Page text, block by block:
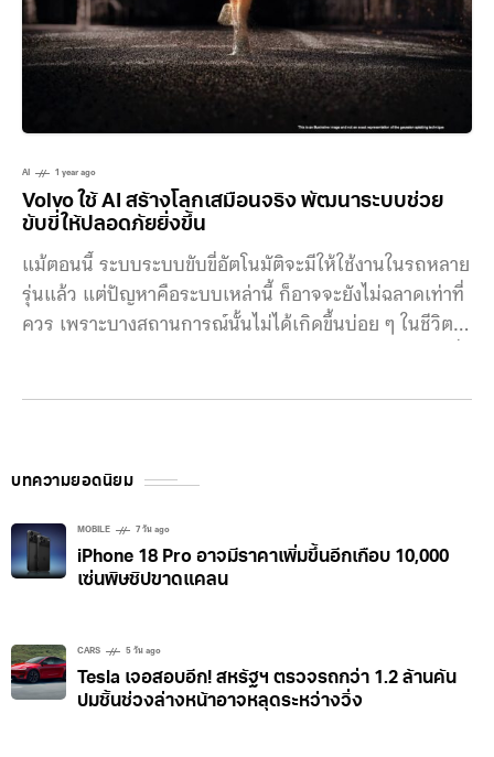
AI 1 year ago
Volvo ใช้ AI สร้างโลกเสมือนจริง พัฒนาระบบช่วย
ขับขี่ให้ปลอดภัยยิ่งขึ้น
แม้ตอนนี้ ระบบระบบขับขี่อัตโนมัติจะมีให้ใช้งานในรถหลาย
รุ่นแล้ว แต่ปัญหาคือระบบเหล่านี้ ก็อาจจะยังไม่ฉลาดเท่าที่
ควร เพราะบางสถานการณ์นั้นไม่ได้เกิดขึ้นบ่อย ๆ ในชีวิต
เรดาร์, เซนเซอร์ LiDAR และเซนเซอร์อัลตราโซนิกร่วมกัน
ถนน แต่ระบบก็อาจจะไม่ได้ทำงานได้ทุกสถานการณ์ โดย
เฉพาะในเคสที่ไม่ได้เกิดขึ้นบ่อย ๆ ทาง
บทความยอดนิยม
MOBILE 7 วัน ago
iPhone 18 Pro อาจมีราคาเพิ่มขึ้นอีกเกือบ 10,000
เซ่นพิษชิปขาดแคลน
CARS 5 วัน ago
Tesla เจอสอบอีก! สหรัฐฯ ตรวจรถกว่า 1.2 ล้านคัน
ปมชิ้นช่วงล่างหน้าอาจหลุดระหว่างวิ่ง